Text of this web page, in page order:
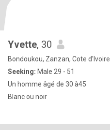
Yvette, 30
Bondoukou, Zanzan, Cote d'Ivoire
Seeking: Male 29 - 51
Un homme âgé de 30 à45
Blanc ou noir